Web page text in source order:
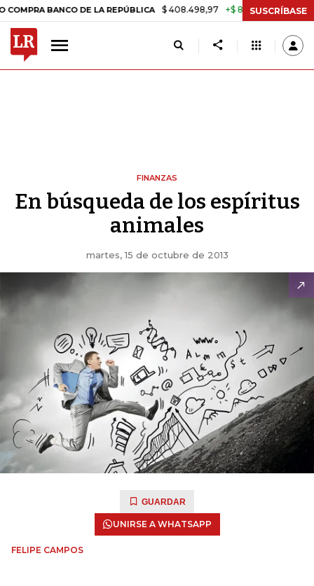
BANCO DE LA REPÚBLICA $ 408.498,97 +$ 8.753,81 +2,19%
SUSCRÍBASE
FINANZAS
En búsqueda de los espíritus
animales
martes, 15 de octubre de 2013
GUARDAR
UNIRSE A WHATSAPP
FELIPE CAMPOS